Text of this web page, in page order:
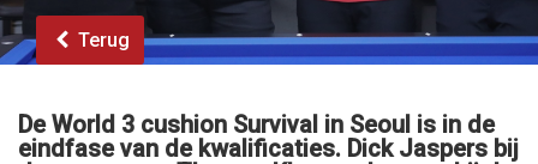
Terug
De World 3 cushion Survival in Seoul is in de
eindfase van de kwalificaties. Dick Jaspers bij